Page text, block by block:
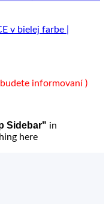
v bielej farbe |
informovaní )
Sidebar" in
here